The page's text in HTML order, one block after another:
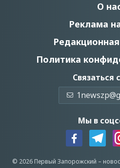
О
Реклама
Политика
Связаться
Мы в
© 2026 Первый Запорожский –